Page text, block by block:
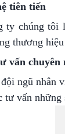
tiên tiến
ty chúng tôi
thương
vấn chuyên
ngũ nhân
tư vấn những